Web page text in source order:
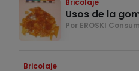
Usos de la
Por EROSKI
Bricolaje